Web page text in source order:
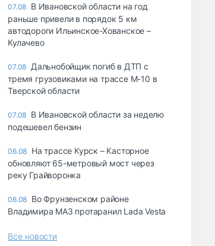
07.08 В Ивановской области на год
раньше привели в порядок 5 км
автодороги Ильинское-Хованское –
Кулачево
07.08 Дальнобойщик погиб в ДТП с
тремя грузовиками на трассе М-10 в
Тверской области
07.08 В Ивановской области за неделю
подешевел бензин
06.08 На трассе Курск – Касторное
обновляют 65-метровый мост через
реку Грайворонка
06.08 Во Фрунзенском районе
Владимира МАЗ протаранил Lada Vesta
Все новости